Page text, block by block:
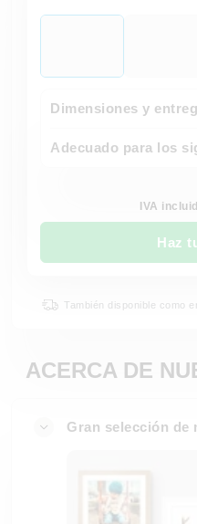
Dimensiones y
Adecuado para los
IVA
Haz
También disponible como
ACERCA DE
Gran selección de